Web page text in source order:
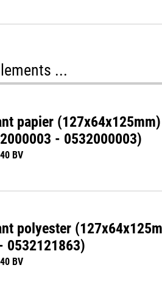
...
papier
- 0532000003)
BV
polyester
0532121863)
BV